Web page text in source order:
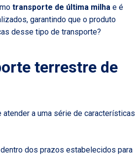
transporte de última milha e é
garantindo que o produto
desse tipo de transporte?
terrestre de
a uma série de características
dos prazos estabelecidos para